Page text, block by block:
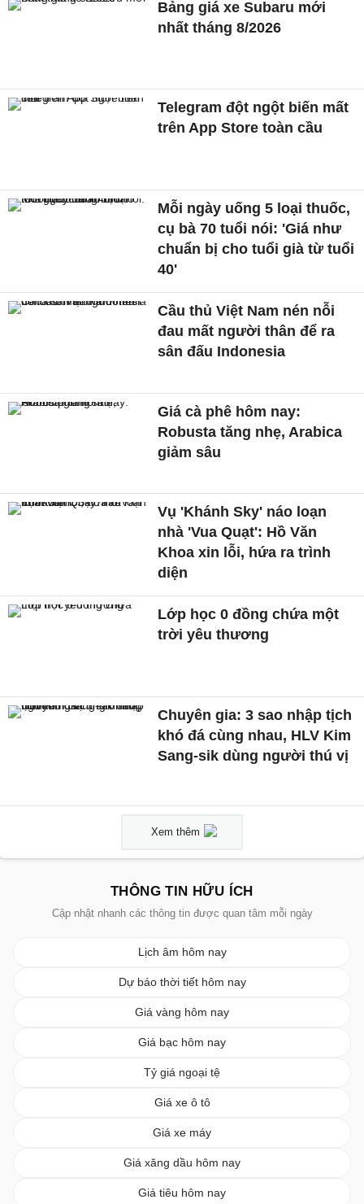
Bảng giá xe Subaru mới
nhất tháng 8/2026
Telegram đột ngột biến mất
trên App Store toàn cầu
Mỗi ngày uống 5 loại thuốc,
cụ bà 70 tuổi nói: 'Giá như
chuẩn bị cho tuổi già từ tuổi
40'
Cầu thủ Việt Nam nén nỗi
đau mất người thân để ra
sân đấu Indonesia
Giá cà phê hôm nay:
Robusta tăng nhẹ, Arabica
giảm sâu
Vụ 'Khánh Sky' náo loạn
nhà 'Vua Quạt': Hồ Văn
Khoa xin lỗi, hứa ra trình
diện
Lớp học 0 đồng chứa một
trời yêu thương
Chuyên gia: 3 sao nhập tịch
khó đá cùng nhau, HLV Kim
Sang-sik dùng người thú vị
Xem thêm
THÔNG TIN HỮU ÍCH
Cập nhật nhanh các thông tin được quan tâm mỗi ngày
Lịch âm hôm nay
Dự báo thời tiết hôm nay
Giá vàng hôm nay
Giá bạc hôm nay
Tỷ giá ngoại tệ
Giá xe ô tô
Giá xe máy
Giá xăng dầu hôm nay
Giá tiêu hôm nay